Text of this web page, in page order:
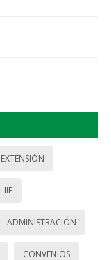
EXTENSIÓN
IIE
ADMINISTRACIÓN
CONVENIOS